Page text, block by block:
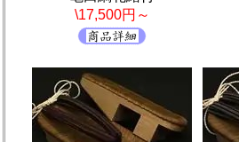
\17,500円～